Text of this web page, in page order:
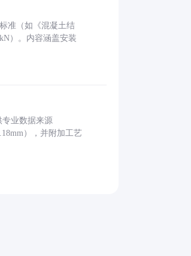
准（如《混凝土结
）。内容涵盖安装
专业数据来源
），并附加工艺